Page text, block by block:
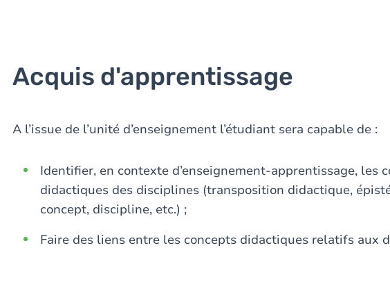
Acquis d'apprentissage
A l’issue de l’unité d’enseignement l’étudiant sera capable de :
Identifier, en contexte d’enseignement-apprentissage, les
didactiques des disciplines (transposition didactique,
concept, discipline, etc.) ;
Faire des liens entre les concepts didactiques relatifs aux